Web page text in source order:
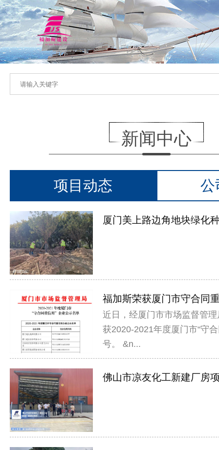
新闻中心
项目动态 公
厦门美上路边角地块绿化
福加斯荣获厦门市守合同
近日，经厦门市市场监督管
获2020-2021年度厦门市“守
号。 &n...
佛山市凉友化工新建厂房